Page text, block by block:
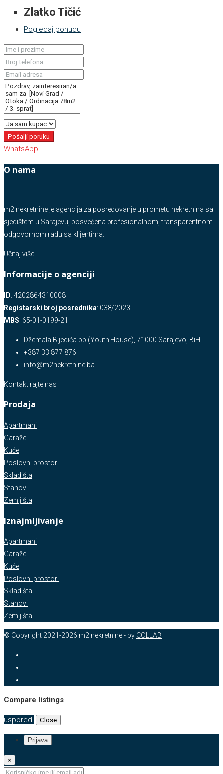
Zlatko Tičić
Pogledaj ponudu
Pošalji poruku
WhatsApp
O nama
m2 nekretnine je agencija za posredovanje u prometu nekretnina sa
sjedištem u Sarajevu, posvećena profesionalnom, transparentnom i
odgovornom radu sa klijentima.
Učitaj više
Informacije o agenciji
ID: 4202864310008
Registarski broj posrednika: 038/2023
MBS: 65-01-0199-21
Džemala Bijedića bb (Youth House), 71000 Sarajevo, BiH
+387 33 877 876
info@m2nekretnine.ba
Kontaktirajte nas
Prodaja
Apartmani
Garaže
Kuće
Poslovni prostori
Skladišta
Stanovi
Zemljišta
Iznajmljivanje
Apartmani
Garaže
Kuće
Poslovni prostori
Skladišta
Stanovi
Zemljišta
© Copyright 2021-2026 m2 nekretnine - by COLLAB
Compare listings
usporedi Close
Prijava
×